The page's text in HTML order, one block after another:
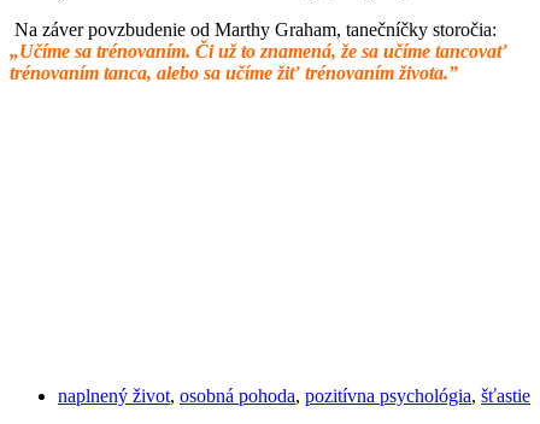
Na záver povzbudenie od Marthy Graham, tanečníčky storočia:
„Učíme sa trénovaním. Či už to znamená, že sa učíme tancovať
trénovaním tanca, alebo sa učíme žiť trénovaním života.”
naplnený život, osobná pohoda, pozitívna psychológia, šťastie